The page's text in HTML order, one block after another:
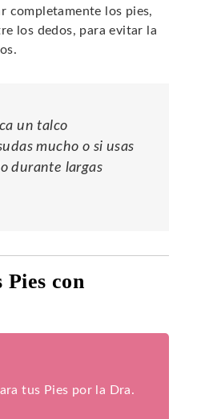
completamente los pies,
los dedos, para evitar la
un talco
mucho o si usas
durante largas
con
tus Pies por la Dra.